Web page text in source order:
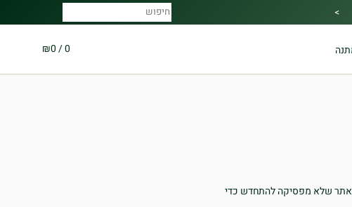
>
0
/
₪0
באתר שלא מפסיקה להתחדש כדי